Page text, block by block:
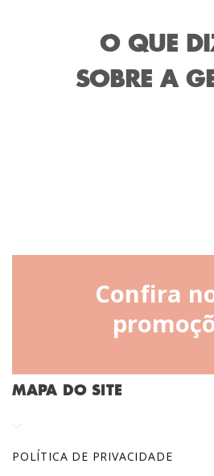
O QUE
SOBRE A
Confira
MAPA DO SITE
POLÍTICA DE PRIVACIDADE